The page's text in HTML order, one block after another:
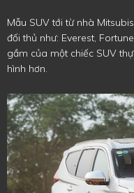
Mẫu SUV tới từ nhà
đối thủ như: Everest,
gầm của một chiếc SUV
hình hơn.